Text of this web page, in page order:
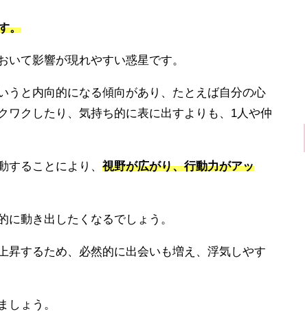
。
いて影響が現れやすい惑星です。
うと内向的になる傾向があり、たとえば自分の心
ワクしたり、気持ち的に表に出すよりも、1人や仲
することにより、 視野が広がり、行動力がアッ
動き出したくなるでしょう。
昇するため、必然的に出会いも増え、浮気しやす
しょう。